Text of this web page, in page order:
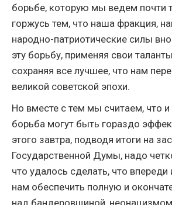
борьбе, которую мы ведем почти
горжусь тем, что наша фракция,
народно-патриотические силы
эту борьбу, применяя свои
сохраняя все лучшее, что нам
великой советской эпохи.
Но вместе с тем мы считаем, что и
борьба могут быть гораздо
этого завтра, подводя итоги на
Государственной Думы, надо
что удалось сделать, что
нам обеспечить полную и
над бандеровщиной,